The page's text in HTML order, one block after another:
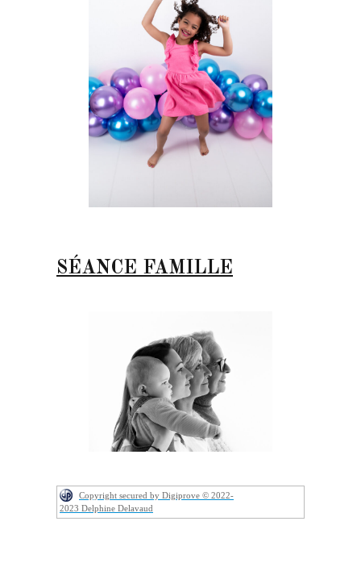
SÉANCE FAMILLE
Copyright secured by Digiprove © 2022-
2023 Delphine Delavaud